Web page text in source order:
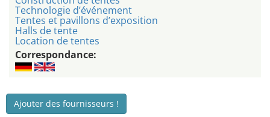
Technologie d’événement
Tentes et pavillons d’exposition
Halls de tente
Location de tentes
Correspondance:
Ajouter des fournisseurs !